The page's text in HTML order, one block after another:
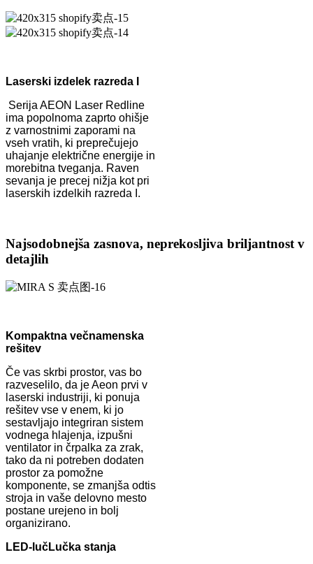
Laserski izdelek razreda I
Serija AEON Laser Redline
ima popolnoma zaprto ohišje
z varnostnimi zaporami na
vseh vratih, ki preprečujejo
uhajanje električne energije in
morebitna tveganja. Raven
sevanja je precej nižja kot pri
laserskih izdelkih razreda I.
Najsodobnejša zasnova, neprekosljiva briljantnost v
detajlih
Kompaktna večnamenska
rešitev
Če vas skrbi prostor, vas bo
razveselilo, da je Aeon prvi v
laserski industriji, ki ponuja
rešitev vse v enem, ki jo
sestavljajo integriran sistem
vodnega hlajenja, izpušni
ventilator in črpalka za zrak,
tako da ni potreben dodaten
prostor za pomožne
komponente, se zmanjša odtis
stroja in vaše delovno mesto
postane urejeno in bolj
organizirano.
LED-lučLučka stanja